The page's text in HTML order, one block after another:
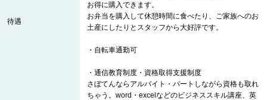
待遇
お得に購入できます。
お弁当を購入して休憩時間に食べたり、ご家族へのお
土産にしたりとスタッフから大好評です。
・自転車通勤可
・通信教育制度・資格取得支援制度
さぼてんならアルバイト・パートしながら資格も取れ
ちゃう。word・excelなどのビジネススキル講座、英